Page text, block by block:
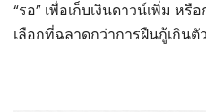
“รอ” เพื่อเก็บเงินดาวน์เพิ่ม หรื
เลือกที่ฉลาดกว่าการฝืนกู้เกินตั